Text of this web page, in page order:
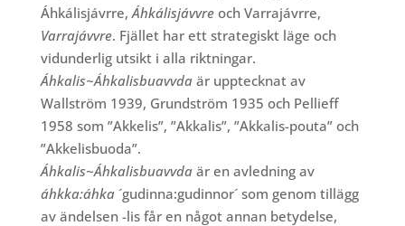
Áhkálisjávrre, Áhkálisjávvreoch Varrajávrre,
Varrajávvre. Fjället har ett strategiskt läge och
vidunderlig utsikt i alla riktningar.
Áhkalis~Áhkalisbuavvdaär upptecknat av
Wallström 1939, Grundström 1935 och Pellieff
1958 som ”Akkelis”, ”Akkalis”, ”Akkalis-pouta” och
”Akkelisbuoda”.
Áhkalis~Áhkalisbuavvdaär en avledning av
áhkka:áhka´gudinna:gudinnor´ som genom tillägg
av ändelsen -lis får en något annan betydelse,